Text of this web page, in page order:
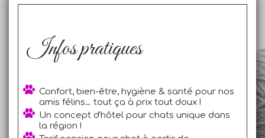
Infos pratiques
Confort, bien-être, hygiène & santé pour nos
amis félins… tout ça à prix tout doux !
Un concept d'hôtel pour chats unique dans
la région !